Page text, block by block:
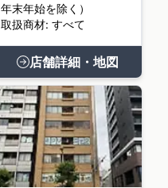
年末年始を除く）
取扱商材: すべて
店舗詳細・地図